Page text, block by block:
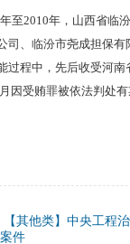
至2010年，山西省临
司、临汾市尧成担保
过程中，先后收受河
因受贿罪被依法判处有
【其他类】中央工程
件